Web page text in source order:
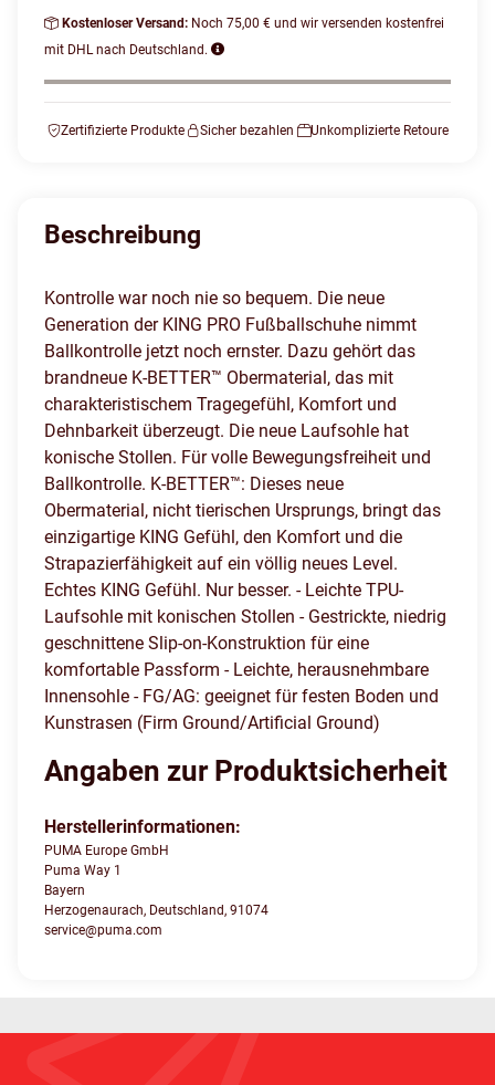
Kostenloser Versand: Noch 75,00 € und wir versenden kostenfrei
mit DHL nach Deutschland.
Zertifizierte Produkte Sicher bezahlen Unkomplizierte Retoure
Beschreibung
Kontrolle war noch nie so bequem. Die neue
Generation der KING PRO Fußballschuhe nimmt
Ballkontrolle jetzt noch ernster. Dazu gehört das
brandneue K-BETTER™ Obermaterial, das mit
charakteristischem Tragegefühl, Komfort und
Dehnbarkeit überzeugt. Die neue Laufsohle hat
konische Stollen. Für volle Bewegungsfreiheit und
Ballkontrolle. K-BETTER™: Dieses neue
Obermaterial, nicht tierischen Ursprungs, bringt das
einzigartige KING Gefühl, den Komfort und die
Strapazierfähigkeit auf ein völlig neues Level.
Echtes KING Gefühl. Nur besser. - Leichte TPU-
Laufsohle mit konischen Stollen - Gestrickte, niedrig
geschnittene Slip-on-Konstruktion für eine
komfortable Passform - Leichte, herausnehmbare
Innensohle - FG/AG: geeignet für festen Boden und
Kunstrasen (Firm Ground/Artificial Ground)
Angaben zur Produktsicherheit
Herstellerinformationen:
PUMA Europe GmbH
Puma Way 1
Bayern
Herzogenaurach, Deutschland, 91074
service@puma.com